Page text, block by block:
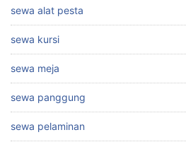
sewa alat pesta
sewa kursi
sewa meja
sewa panggung
sewa pelaminan